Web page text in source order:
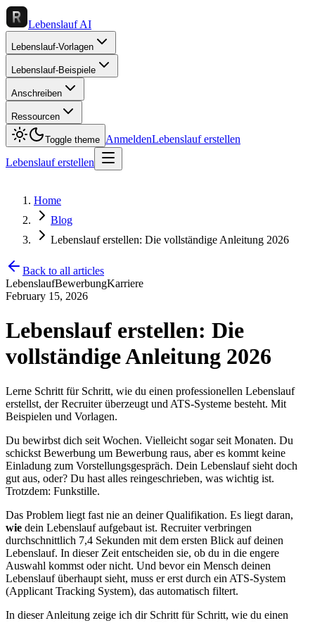
Lebenslauf AI
Lebenslauf-Vorlagen
Lebenslauf-Beispiele
Anschreiben
Ressourcen
Toggle theme AnmeldenLebenslauf erstellen
Lebenslauf erstellen
Home
Blog
Lebenslauf erstellen: Die vollständige Anleitung 2026
Back to all articles
LebenslaufBewerbungKarriere
February 15, 2026
Lebenslauf erstellen: Die
vollständige Anleitung 2026
Lerne Schritt für Schritt, wie du einen professionellen Lebenslauf
erstellst, der Recruiter überzeugt und ATS-Systeme besteht. Mit
Beispielen und Vorlagen.
Du bewirbst dich seit Wochen. Vielleicht sogar seit Monaten. Du
schickst Bewerbung um Bewerbung raus, aber es kommt keine
Einladung zum Vorstellungsgespräch. Dein Lebenslauf sieht doch
gut aus, oder? Du hast alles reingeschrieben, was wichtig ist.
Trotzdem: Funkstille.
Das Problem liegt fast nie an deiner Qualifikation. Es liegt daran,
wie dein Lebenslauf aufgebaut ist. Recruiter verbringen
durchschnittlich 7,4 Sekunden mit dem ersten Blick auf deinen
Lebenslauf. In dieser Zeit entscheiden sie, ob du in die engere
Auswahl kommst oder nicht. Und bevor ein Mensch deinen
Lebenslauf überhaupt sieht, muss er erst durch ein ATS-System
(Applicant Tracking System), das automatisch filtert.
In dieser Anleitung zeige ich dir Schritt für Schritt, wie du einen